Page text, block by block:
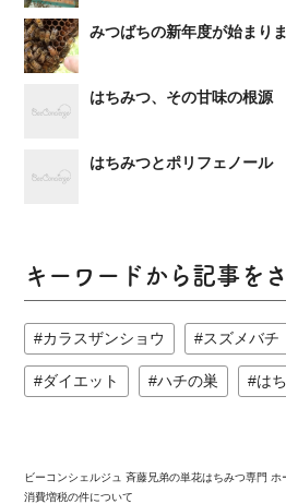
みつばちの新年度が始まり
はちみつ、その甘味の根源
はちみつとポリフェノール
キーワードから記事を
カラスザンショウ スズメバチ
ダイエット ハチの巣 は
ビーコンシェルジュ 斉藤兄弟の単花はちみつ専門 ホ
消費増税の件について